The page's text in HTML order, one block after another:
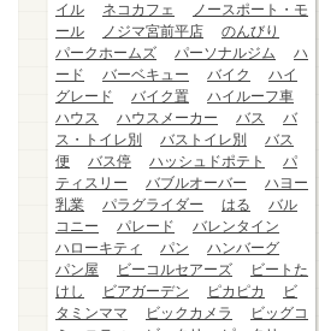
イル
ネコカフェ
ノースポート・モ
ール
ノジマ宮前平店
のんびり
パークホームズ
パーソナルジム
ハ
ード
バーベキュー バイク
ハイ
グレード
バイク置
ハイルーフ車
ハウス
ハウスメーカー バス
バ
ス・トイレ別
バストイレ別
バス
便
バス停 ハッシュドポテト
パ
ティスリー
バブルオーバー
ハヨー
乳業
パラグライダー はる
バル
コニー
パレード
バレンタイン
ハローキティ
パン
ハンバーグ
パン屋
ビーコルセアーズ
ビートた
けし
ビアガーデン ピカピカ
ビ
タミンママ
ビックカメラ
ビッグコ